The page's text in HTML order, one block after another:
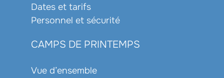
Dates et tarifs
Personnel et sécurité
CAMPS DE PRINTEMPS
Vue d’ensemble